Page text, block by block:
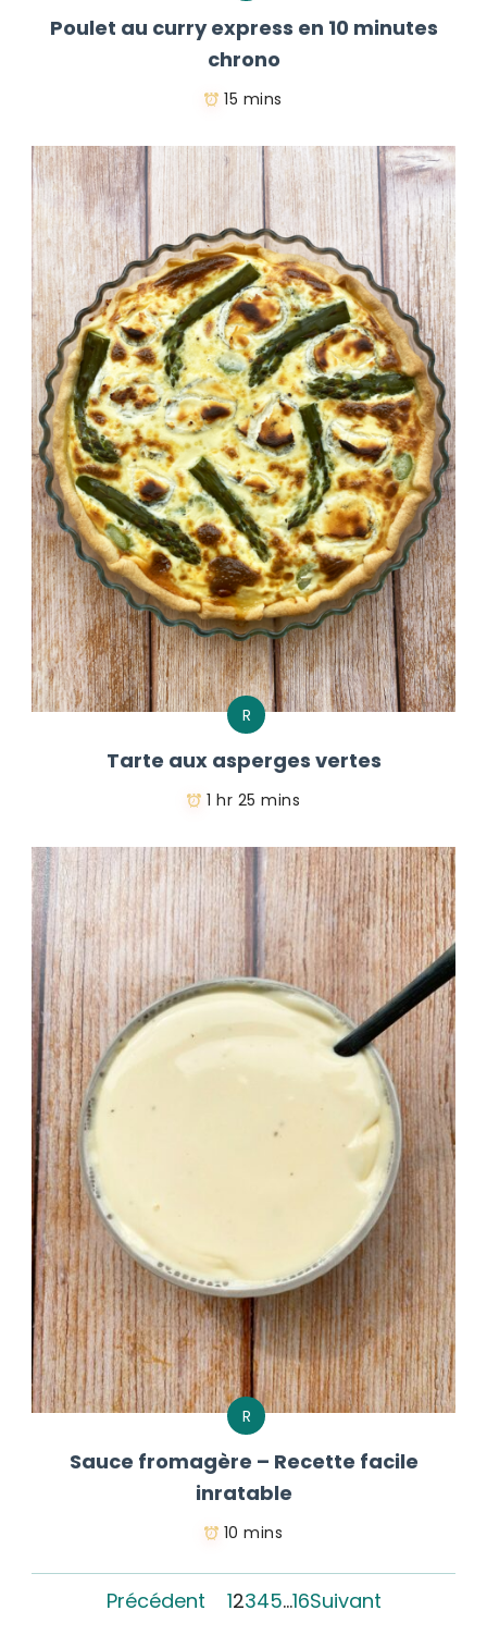
Poulet au curry express en 10 minutes
chrono
15 mins
R
Tarte aux asperges vertes
1 hr 25 mins
R
Sauce fromagère – Recette facile
inratable
10 mins
Précédent 12345…16Suivant